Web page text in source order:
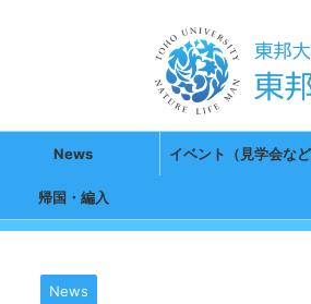
News イベント（見学会など
帰国・編入
News